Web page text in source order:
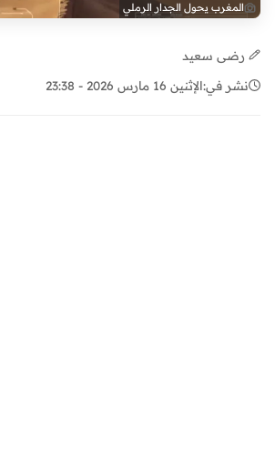
المغرب يحول الجدار الرملي
رضى سعيد
نشر في:الإثنين 16 مارس 2026 - 23:38